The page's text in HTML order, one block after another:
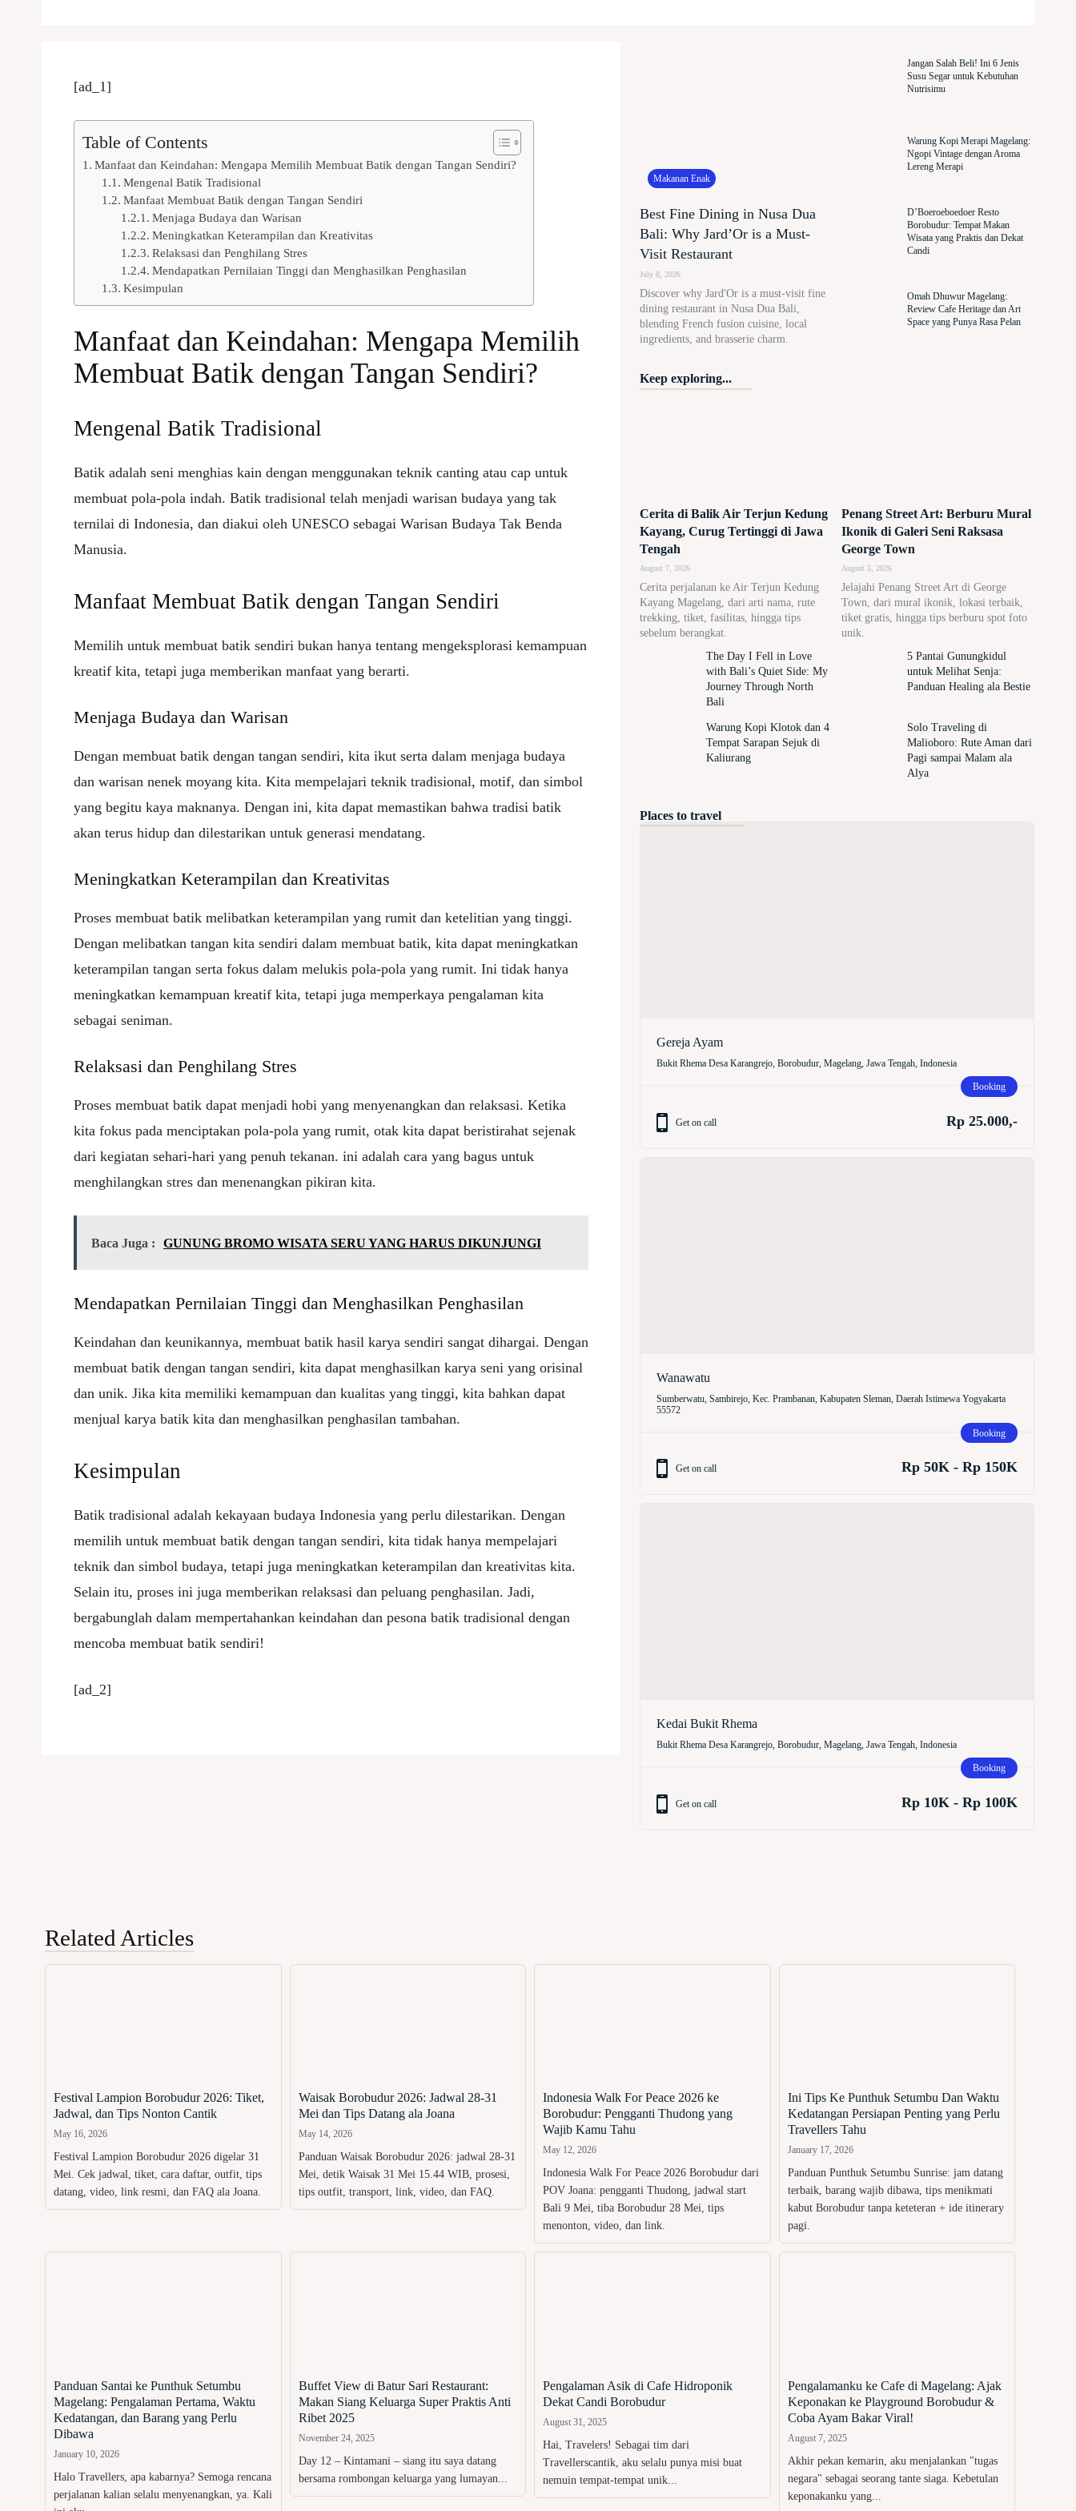
[ad_1]
Table of Contents
Manfaat dan Keindahan: Mengapa Memilih Membuat Batik dengan Tangan Sendiri?
Mengenal Batik Tradisional
Manfaat Membuat Batik dengan Tangan Sendiri
Menjaga Budaya dan Warisan
Meningkatkan Keterampilan dan Kreativitas
Relaksasi dan Penghilang Stres
Mendapatkan Pernilaian Tinggi dan Menghasilkan Penghasilan
Kesimpulan
Manfaat dan Keindahan: Mengapa Memilih
Membuat Batik dengan Tangan Sendiri?
Mengenal Batik Tradisional
Batik adalah seni menghias kain dengan menggunakan teknik canting atau cap untuk
membuat pola-pola indah. Batik tradisional telah menjadi warisan budaya yang tak
ternilai di Indonesia, dan diakui oleh UNESCO sebagai Warisan Budaya Tak Benda
Manusia.
Manfaat Membuat Batik dengan Tangan Sendiri
Memilih untuk membuat batik sendiri bukan hanya tentang mengeksplorasi kemampuan
kreatif kita, tetapi juga memberikan manfaat yang berarti.
Menjaga Budaya dan Warisan
Dengan membuat batik dengan tangan sendiri, kita ikut serta dalam menjaga budaya
dan warisan nenek moyang kita. Kita mempelajari teknik tradisional, motif, dan simbol
yang begitu kaya maknanya. Dengan ini, kita dapat memastikan bahwa tradisi batik
akan terus hidup dan dilestarikan untuk generasi mendatang.
Meningkatkan Keterampilan dan Kreativitas
Proses membuat batik melibatkan keterampilan yang rumit dan ketelitian yang tinggi.
Dengan melibatkan tangan kita sendiri dalam membuat batik, kita dapat meningkatkan
keterampilan tangan serta fokus dalam melukis pola-pola yang rumit. Ini tidak hanya
meningkatkan kemampuan kreatif kita, tetapi juga memperkaya pengalaman kita
sebagai seniman.
Relaksasi dan Penghilang Stres
Proses membuat batik dapat menjadi hobi yang menyenangkan dan relaksasi. Ketika
kita fokus pada menciptakan pola-pola yang rumit, otak kita dapat beristirahat sejenak
dari kegiatan sehari-hari yang penuh tekanan. ini adalah cara yang bagus untuk
menghilangkan stres dan menenangkan pikiran kita.
Baca Juga : GUNUNG BROMO WISATA SERU YANG HARUS DIKUNJUNGI
Mendapatkan Pernilaian Tinggi dan Menghasilkan Penghasilan
Keindahan dan keunikannya, membuat batik hasil karya sendiri sangat dihargai. Dengan
membuat batik dengan tangan sendiri, kita dapat menghasilkan karya seni yang orisinal
dan unik. Jika kita memiliki kemampuan dan kualitas yang tinggi, kita bahkan dapat
menjual karya batik kita dan menghasilkan penghasilan tambahan.
Kesimpulan
Batik tradisional adalah kekayaan budaya Indonesia yang perlu dilestarikan. Dengan
memilih untuk membuat batik dengan tangan sendiri, kita tidak hanya mempelajari
teknik dan simbol budaya, tetapi juga meningkatkan keterampilan dan kreativitas kita.
Selain itu, proses ini juga memberikan relaksasi dan peluang penghasilan. Jadi,
bergabunglah dalam mempertahankan keindahan dan pesona batik tradisional dengan
mencoba membuat batik sendiri!
[ad_2]
Makanan Enak
Best Fine Dining in Nusa Dua
Bali: Why Jard’Or is a Must-
Visit Restaurant
July 8, 2026
Discover why Jard'Or is a must-visit fine
dining restaurant in Nusa Dua Bali,
blending French fusion cuisine, local
ingredients, and brasserie charm.
Jangan Salah Beli! Ini 6 Jenis
Susu Segar untuk Kebutuhan
Nutrisimu
Warung Kopi Merapi Magelang:
Ngopi Vintage dengan Aroma
Lereng Merapi
D’Boeroeboedoer Resto
Borobudur: Tempat Makan
Wisata yang Praktis dan Dekat
Candi
Omah Dhuwur Magelang:
Review Cafe Heritage dan Art
Space yang Punya Rasa Pelan
Keep exploring...
Cerita di Balik Air Terjun Kedung
Kayang, Curug Tertinggi di Jawa
Tengah
August 7, 2026
Cerita perjalanan ke Air Terjun Kedung
Kayang Magelang, dari arti nama, rute
trekking, tiket, fasilitas, hingga tips
sebelum berangkat.
Penang Street Art: Berburu Mural
Ikonik di Galeri Seni Raksasa
George Town
August 5, 2026
Jelajahi Penang Street Art di George
Town, dari mural ikonik, lokasi terbaik,
tiket gratis, hingga tips berburu spot foto
unik.
The Day I Fell in Love
with Bali’s Quiet Side: My
Journey Through North
Bali
5 Pantai Gunungkidul
untuk Melihat Senja:
Panduan Healing ala Bestie
Warung Kopi Klotok dan 4
Tempat Sarapan Sejuk di
Kaliurang
Solo Traveling di
Malioboro: Rute Aman dari
Pagi sampai Malam ala
Alya
Places to travel
Gereja Ayam
Bukit Rhema Desa Karangrejo, Borobudur, Magelang, Jawa Tengah, Indonesia
Booking
Get on call Rp 25.000,-
Wanawatu
Sumberwatu, Sambirejo, Kec. Prambanan, Kabupaten Sleman, Daerah Istimewa Yogyakarta
55572
Booking
Get on call Rp 50K - Rp 150K
Kedai Bukit Rhema
Bukit Rhema Desa Karangrejo, Borobudur, Magelang, Jawa Tengah, Indonesia
Booking
Get on call Rp 10K - Rp 100K
Related Articles
Festival Lampion Borobudur 2026: Tiket,
Jadwal, dan Tips Nonton Cantik
May 16, 2026
Festival Lampion Borobudur 2026 digelar 31
Mei. Cek jadwal, tiket, cara daftar, outfit, tips
datang, video, link resmi, dan FAQ ala Joana.
Waisak Borobudur 2026: Jadwal 28-31
Mei dan Tips Datang ala Joana
May 14, 2026
Panduan Waisak Borobudur 2026: jadwal 28-31
Mei, detik Waisak 31 Mei 15.44 WIB, prosesi,
tips outfit, transport, link, video, dan FAQ.
Indonesia Walk For Peace 2026 ke
Borobudur: Pengganti Thudong yang
Wajib Kamu Tahu
May 12, 2026
Indonesia Walk For Peace 2026 Borobudur dari
POV Joana: pengganti Thudong, jadwal start
Bali 9 Mei, tiba Borobudur 28 Mei, tips
menonton, video, dan link.
Ini Tips Ke Punthuk Setumbu Dan Waktu
Kedatangan Persiapan Penting yang Perlu
Travellers Tahu
January 17, 2026
Panduan Punthuk Setumbu Sunrise: jam datang
terbaik, barang wajib dibawa, tips menikmati
kabut Borobudur tanpa keteteran + ide itinerary
pagi.
Panduan Santai ke Punthuk Setumbu
Magelang: Pengalaman Pertama, Waktu
Kedatangan, dan Barang yang Perlu
Dibawa
January 10, 2026
Halo Travellers, apa kabarnya? Semoga rencana
perjalanan kalian selalu menyenangkan, ya. Kali
Buffet View di Batur Sari Restaurant:
Makan Siang Keluarga Super Praktis Anti
Ribet 2025
November 24, 2025
Day 12 – Kintamani – siang itu saya datang
bersama rombongan keluarga yang lumayan...
Pengalaman Asik di Cafe Hidroponik
Dekat Candi Borobudur
August 31, 2025
Hai, Travelers! Sebagai tim dari
Travellerscantik, aku selalu punya misi buat
nemuin tempat-tempat unik...
Pengalamanku ke Cafe di Magelang: Ajak
Keponakan ke Playground Borobudur &
Coba Ayam Bakar Viral!
August 7, 2025
Akhir pekan kemarin, aku menjalankan "tugas
negara" sebagai seorang tante siaga. Kebetulan
keponakanku yang...